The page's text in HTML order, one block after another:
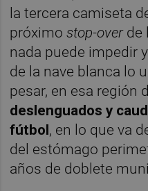
la tercera camiseta
próximostop-overde
nada puede impedir
de la nave blanca lo
pesar, en esa región
deslenguados y
fútbol, en lo que va
del estómago
años de doblete